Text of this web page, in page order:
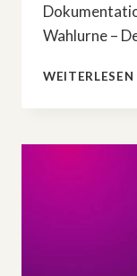
Wahlurne –
WEITERLESEN